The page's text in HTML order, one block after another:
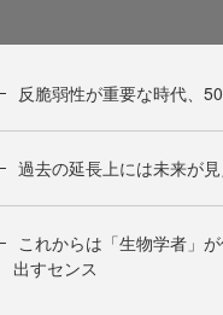
反脆弱性が重要な時代、
過去の延長上には未来が
これからは「生物学者」
出すセンス